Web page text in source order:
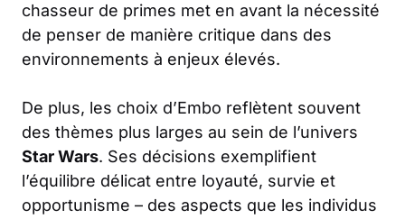
chasseur de primes met en avant la nécessité
de penser de manière critique dans des
environnements à enjeux élevés.
De plus, les choix d’Embo reflètent souvent
des thèmes plus larges au sein de l’univers
Star Wars. Ses décisions exemplifient
l’équilibre délicat entre loyauté, survie et
opportunisme – des aspects que les individus